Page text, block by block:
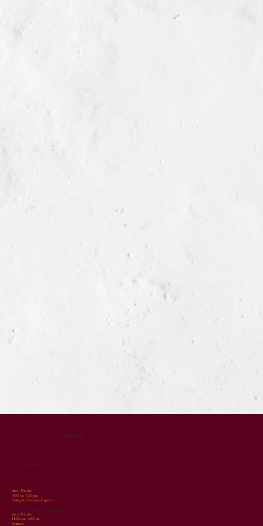
VERCELLI
Ubicaciones y horarios
Bogotá: Calle 134Bis # 19-91
Lunes - Sábado
9:00 a.m. - 7:00 p.m.
Domingos y festivos cita previa.
Chía: Centro Comercial Centro Chía Local 1250
Lunes - Sábado
11:00 a.m. - 7:00 p.m.
Domingos